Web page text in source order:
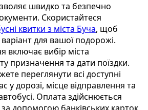
швидко та безпечно
Скористайтеся
квитки з міста Буча, щоб
для вашої подорожі.
вибір міста
призначення та дати поїздки.
переглянути всі доступні
у дорозі, місце відправлення та
Оплата здійснюється